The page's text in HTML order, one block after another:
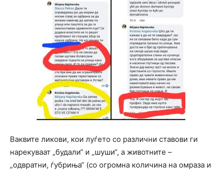
Ваквите ликови, кои луѓето со различни ставови ги
нарекуваат „будали“ и „шуши“, а животните –
„одвратни, ѓубриња“ (со огромна количина на омраза и